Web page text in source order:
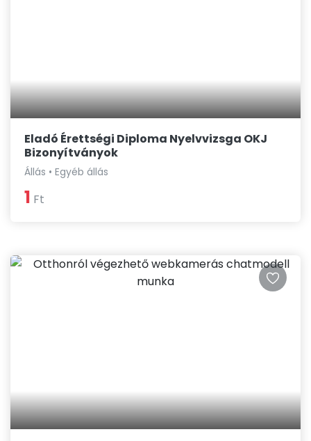
Eladó Érettségi Diploma Nyelvvizsga OKJ
Bizonyítványok
Állás • Egyéb állás
1 Ft